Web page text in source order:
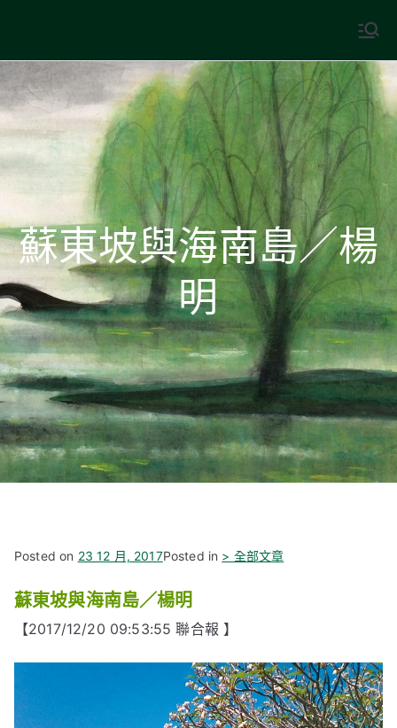
content
中國古典文學
蘇東坡與海南島／楊
明
Posted on 23 12 月, 2017Posted in > 全部文章
蘇東坡與海南島／楊明
【2017/12/20 09:53:55 聯合報 】